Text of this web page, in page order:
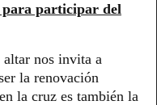
para participar del
nos invita a
la renovación
la cruz es también la